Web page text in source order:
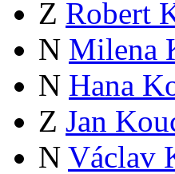
Z Robert
N Milena
N Hana
Z Jan
N Václav